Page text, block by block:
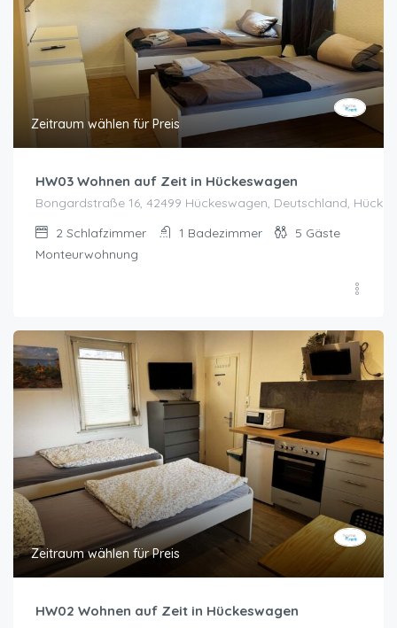
Zeitraum wählen für Preis
HW03 Wohnen auf Zeit in Hückeswagen
Bongardstraße 16, 42499 Hückeswagen, Deutschland,
2 Schlafzimmer 1 Badezimmer 5 Gäste
Monteurwohnung
Zeitraum wählen für Preis
HW02 Wohnen auf Zeit in Hückeswagen